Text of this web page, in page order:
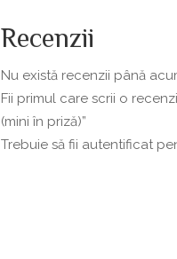
Recenzii
Nu există recenzii până
Fii primul care scrii o
(mini în priză)”
Trebuie să fii autentificat